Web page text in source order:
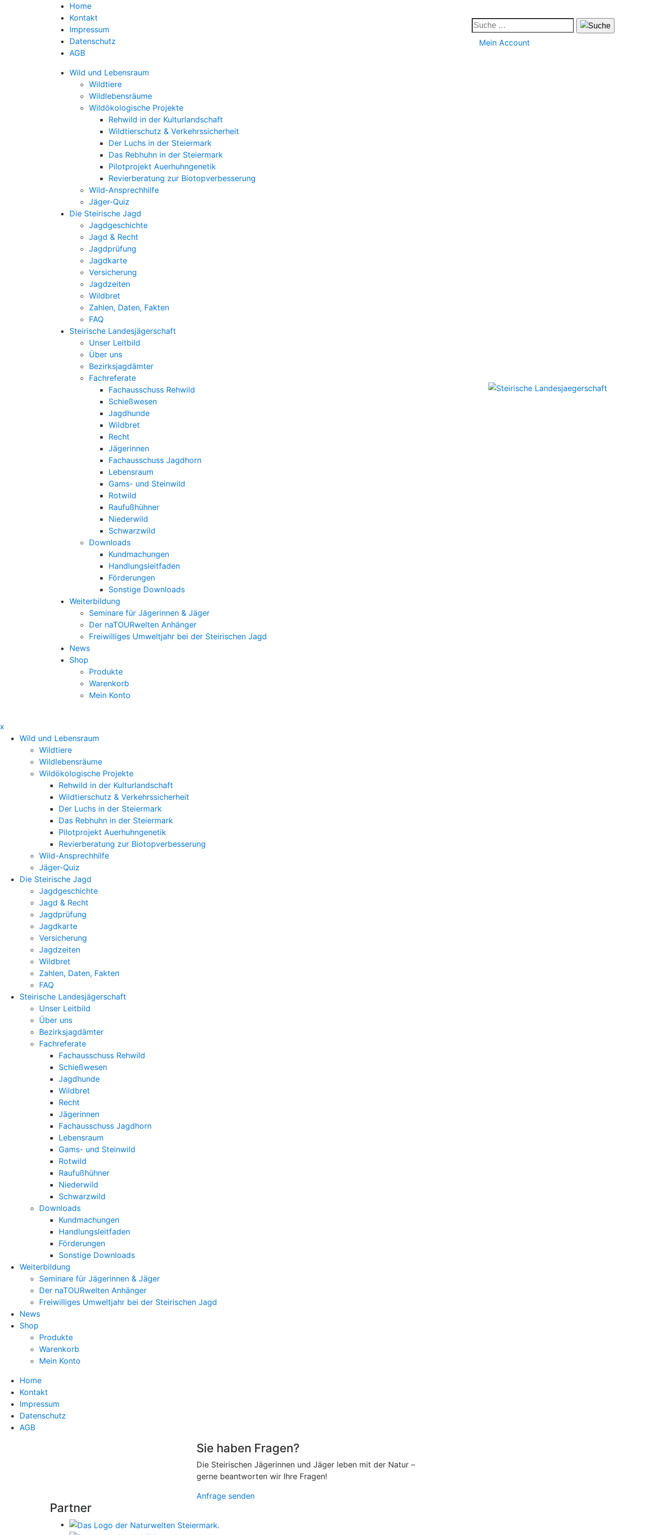
Home
Kontakt
Impressum
Datenschutz
AGB
Mein Account
Wild und Lebensraum
Wildtiere
Wildlebensräume
Wildökologische Projekte
Rehwild in der Kulturlandschaft
Wildtierschutz & Verkehrssicherheit
Der Luchs in der Steiermark
Das Rebhuhn in der Steiermark
Pilotprojekt Auerhuhngenetik
Revierberatung zur Biotopverbesserung
Wild-Ansprechhilfe
Jäger-Quiz
Die Steirische Jagd
Jagdgeschichte
Jagd & Recht
Jagdprüfung
Jagdkarte
Versicherung
Jagdzeiten
Wildbret
Zahlen, Daten, Fakten
FAQ
Steirische Landesjägerschaft
Unser Leitbild
Über uns
Bezirksjagdämter
Fachreferate
Fachausschuss Rehwild
Schießwesen
Jagdhunde
Wildbret
Recht
Jägerinnen
Fachausschuss Jagdhorn
Lebensraum
Gams- und Steinwild
Rotwild
Raufußhühner
Niederwild
Schwarzwild
Downloads
Kundmachungen
Handlungsleitfaden
Förderungen
Sonstige Downloads
Weiterbildung
Seminare für Jägerinnen & Jäger
Der naTOURwelten Anhänger
Freiwilliges Umweltjahr bei der Steirischen Jagd
News
Shop
Produkte
Warenkorb
Mein Konto
x
Wild und Lebensraum
Wildtiere
Wildlebensräume
Wildökologische Projekte
Rehwild in der Kulturlandschaft
Wildtierschutz & Verkehrssicherheit
Der Luchs in der Steiermark
Das Rebhuhn in der Steiermark
Pilotprojekt Auerhuhngenetik
Revierberatung zur Biotopverbesserung
Wild-Ansprechhilfe
Jäger-Quiz
Die Steirische Jagd
Jagdgeschichte
Jagd & Recht
Jagdprüfung
Jagdkarte
Versicherung
Jagdzeiten
Wildbret
Zahlen, Daten, Fakten
FAQ
Steirische Landesjägerschaft
Unser Leitbild
Über uns
Bezirksjagdämter
Fachreferate
Fachausschuss Rehwild
Schießwesen
Jagdhunde
Wildbret
Recht
Jägerinnen
Fachausschuss Jagdhorn
Lebensraum
Gams- und Steinwild
Rotwild
Raufußhühner
Niederwild
Schwarzwild
Downloads
Kundmachungen
Handlungsleitfaden
Förderungen
Sonstige Downloads
Weiterbildung
Seminare für Jägerinnen & Jäger
Der naTOURwelten Anhänger
Freiwilliges Umweltjahr bei der Steirischen Jagd
News
Shop
Produkte
Warenkorb
Mein Konto
Home
Kontakt
Impressum
Datenschutz
AGB
Sie haben Fragen?
Die Steirischen Jägerinnen und Jäger leben mit der Natur –
gerne beantworten wir Ihre Fragen!
Anfrage senden
Partner